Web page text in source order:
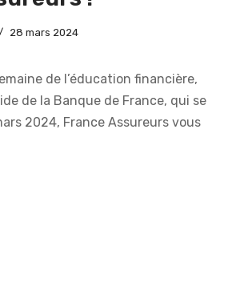
28 mars 2024
de l’éducation financière,
de la Banque de France, qui se
2024, France Assureurs vous